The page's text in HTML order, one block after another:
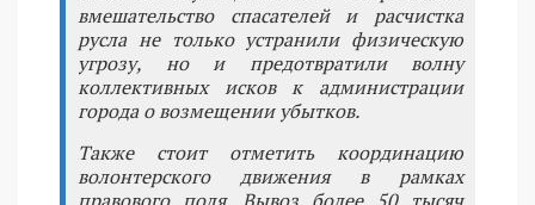
вмешательство спасателей и расчистка
русла не только устранили физическую
угрозу, но и предотвратили волну
коллективных исков к администрации
города о возмещении убытков.
Также стоит отметить координацию
волонтерского движения в рамках